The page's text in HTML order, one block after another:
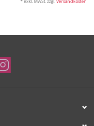
* exkl. MwSt. zzgl.Versandkosten